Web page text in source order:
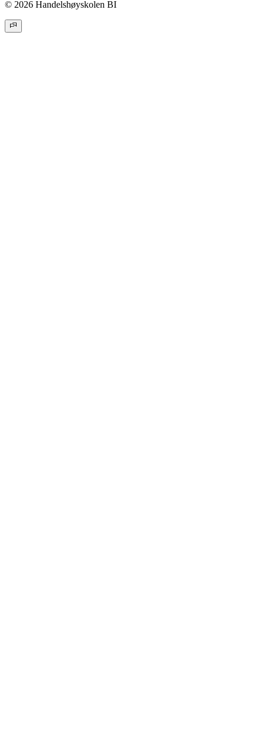
© 2026 Handelshøyskolen BI